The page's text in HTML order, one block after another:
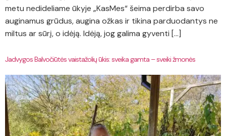
metu nedideliame ūkyje „KasMes“ šeima perdirba savo
auginamus grūdus, augina ožkas ir tikina parduodantys ne
miltus ar sūrį, o idėją. Idėją, jog galima gyventi […]
Jadvygos Balvočiūtės vaistažolių ūkis: sveika gamta – sveiki žmonės